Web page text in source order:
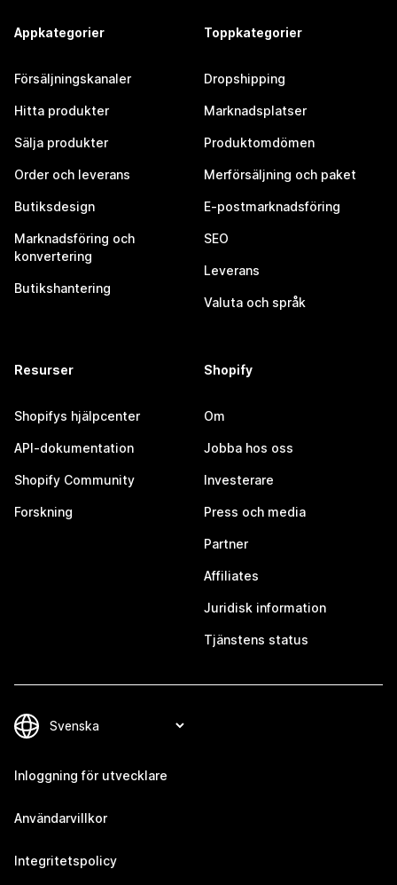
Appkategorier
Försäljningskanaler
Hitta produkter
Sälja produkter
Order och leverans
Butiksdesign
Marknadsföring och
konvertering
Butikshantering
Toppkategorier
Dropshipping
Marknadsplatser
Produktomdömen
Merförsäljning och paket
E-postmarknadsföring
SEO
Leverans
Valuta och språk
Resurser
Shopifys hjälpcenter
API-dokumentation
Shopify Community
Forskning
Shopify
Om
Jobba hos oss
Investerare
Press och media
Partner
Affiliates
Juridisk information
Tjänstens status
Inloggning för utvecklare
Användarvillkor
Integritetspolicy